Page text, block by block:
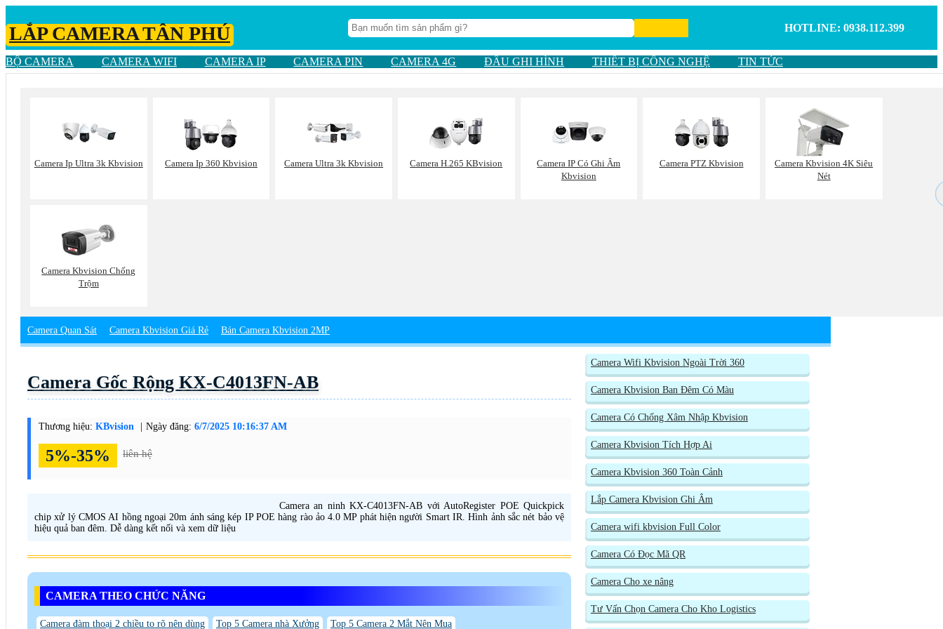
LẮP CAMERA TÂN PHÚ HOTLINE: 0938.112.399
BỘ CAMERA CAMERA WIFI CAMERA IP CAMERA PIN CAMERA 4G ĐẦU GHI HÌNH THIẾT BỊ CÔNG NGHỆ TIN TỨC
Camera Ip Ultra 3k Kbvision Camera Ip 360 Kbvision Camera Ultra 3k Kbvision Camera H.265 KBvision
Camera IP Có Ghi Âm
Kbvision
Camera PTZ Kbvision
Camera Kbvision 4K Siêu
Nét
Camera Kbvision Chống
Trộm
Camera Quan Sát Camera Kbvision Giá Rẻ Bán Camera Kbvision 2MP
Camera Gốc Rộng KX-C4013FN-AB
Thương hiệu: KBvision Ngày đăng: 6/7/2025 10:16:37 AM
5%-35% liên hệ
Camera an ninh KX-C4013FN-AB với AutoRegister POE Quickpick
chip xử lý CMOS AI hồng ngoại 20m ánh sáng kép IP POE hàng rào ảo 4.0 MP phát hiện người Smart IR. Hình ảnh sắc nét bảo vệ
hiệu quả ban đêm. Dễ dàng kết nối và xem dữ liệu
CAMERA THEO CHỨC NĂNG
Camera đàm thoại 2 chiều to rõ nên dùng Top 5 Camera nhà Xưởng Top 5 Camera 2 Mắt Nên Mua
Camera Wifi Kbvision Ngoài Trời 360
Camera Kbvision Ban Đêm Có Màu
Camera Có Chống Xâm Nhập Kbvision
Camera Kbvision Tích Hợp Ai
Camera Kbvision 360 Toàn Cảnh
Lắp Camera Kbvision Ghi Âm
Camera wifi kbvision Full Color
Camera Có Đọc Mã QR
Camera Cho xe nâng
Tư Vấn Chọn Camera Cho Kho Logistics